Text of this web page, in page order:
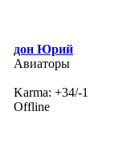
дон Юрий
Авиаторы
Karma: +34/-1
Offline